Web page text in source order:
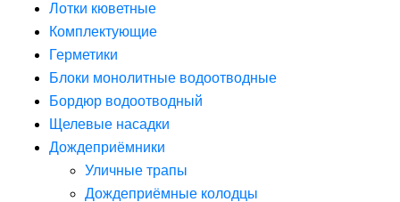
Лотки кюветные
Комплектующие
Герметики
Блоки монолитные водоотводные
Бордюр водоотводный
Щелевые насадки
Дождеприёмники
Уличные трапы
Дождеприёмные колодцы